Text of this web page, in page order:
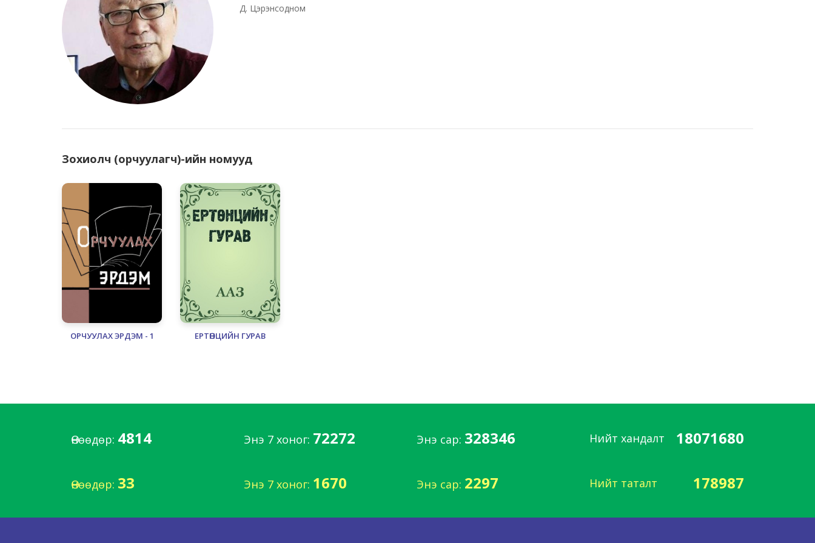
Д. Цэрэнсодном
Зохиолч (орчуулагч)-ийн номууд
ОРЧУУЛАХ ЭРДЭМ - 1 ЕРТӨНЦИЙН ГУРАВ
Өнөөдөр: 4814 Энэ 7 хоног: 72272 Энэ сар: 328346 Нийт хандалт 18071680
Өнөөдөр: 33 Энэ 7 хоног: 1670 Энэ сар: 2297 Нийт таталт 178987